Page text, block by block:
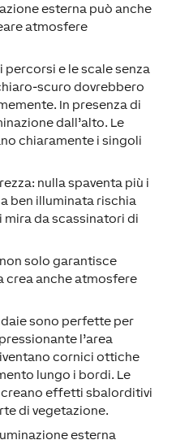
esterna può anche
atmosfere
percorsi e le scale senza
scuro dovrebbero
In presenza di
dall’alto. Le
chiaramente i singoli
nulla spaventa più i
ben illuminata rischia
mira da scassinatori di
solo garantisce
crea anche atmosfere
sono perfette per
l’area
cornici ottiche
lungo i bordi. Le
effetti sbalorditivi
di vegetazione.
esterna